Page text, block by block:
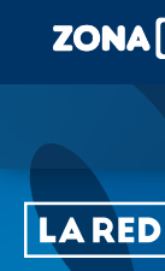
LA RED DUAL
GALERÍA 2026
NOTICIAS